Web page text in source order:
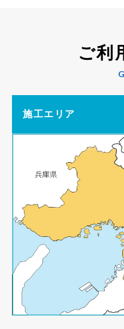
ご利
施工エリア